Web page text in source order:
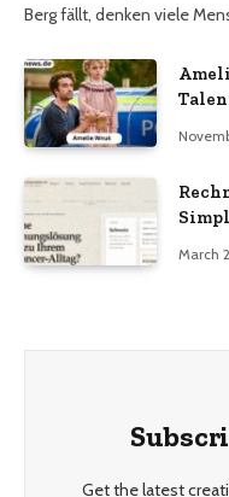
Berg fällt, denken viele
March
Get the latest